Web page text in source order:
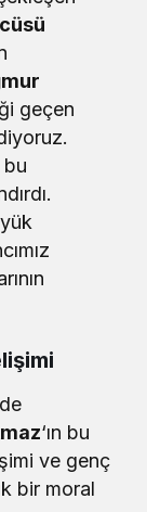
geçen
‘ın bu
ve genç
bir moral